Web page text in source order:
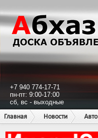
+7 940 774-17-71
пн-пт: 9:00-17:00
сб, вс - выходные
Главная
Новости Авто